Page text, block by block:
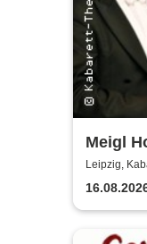
Meigl
´n
Abend
Leipzig,